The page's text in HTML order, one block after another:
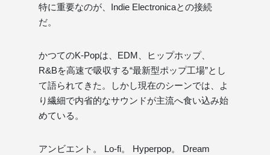
特に重要なのが、Indie Electronicaとの接続
だ。
かつてのK-Popは、EDM、ヒップホップ、
R&Bを高速で吸収する“最新型ポップ工場”とし
て語られてきた。しかし現在のシーンでは、よ
り繊細で内省的なサウンドが主流へ食い込み始
めている。
アンビエント。 Lo-fi。 Hyperpop。 Dream